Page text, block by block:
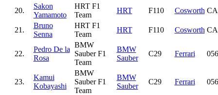
20.
Sakon
Yamamoto
HRT F1
Team
HRT F110 Cosworth
21.
Bruno
Senna
HRT F1
Team
HRT F110 Cosworth
22.
Pedro De la
Rosa
BMW
Sauber F1
Team
BMW
Sauber
C29 Ferrari 056
23.
Kamui
Kobayashi
BMW
Sauber F1
Team
BMW
Sauber
C29 Ferrari 056